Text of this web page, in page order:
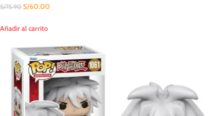
S/75.90 S/60.00
Añadir al carrito